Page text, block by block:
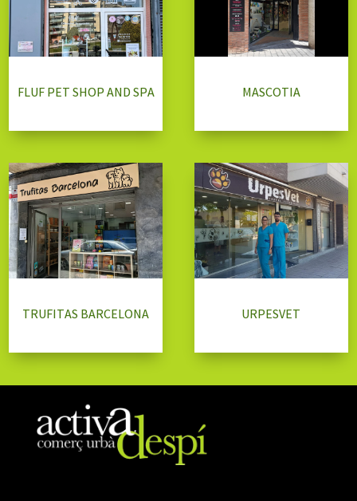
FLUF PET SHOP AND SPA MASCOTIA
TRUFITAS BARCELONA URPESVET